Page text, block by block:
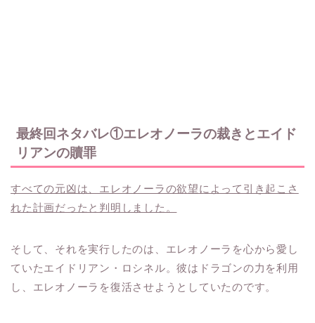
最終回ネタバレ①エレオノーラの裁きとエイド
リアンの贖罪
すべての元凶は、エレオノーラの欲望によって引き起こさ
れた計画だったと判明しました。
そして、それを実行したのは、エレオノーラを心から愛し
ていたエイドリアン・ロシネル。彼はドラゴンの力を利用
し、エレオノーラを復活させようとしていたのです。